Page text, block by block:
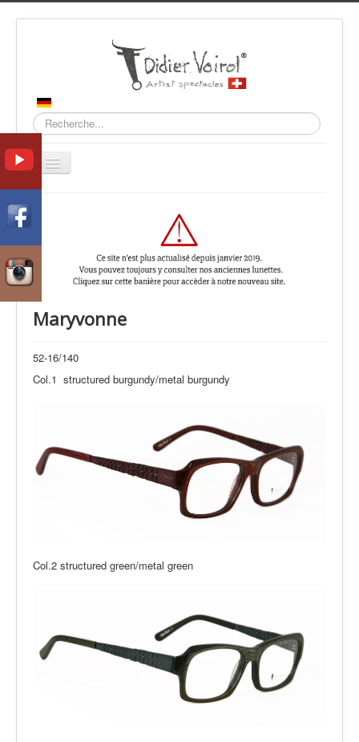
Recherche
Basculer
la
Maryvonne
52-16/140
Col.1 structured burgundy/metal burgundy
Col.2 structured green/metal green